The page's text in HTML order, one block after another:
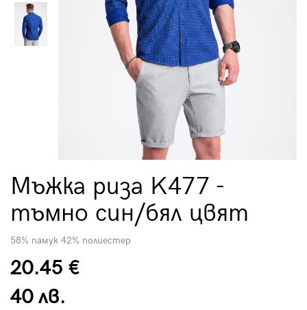
Мъжка риза K477 -
тъмно син/бял цвят
58% памук 42% полиестер
20.45 €
40 лв.